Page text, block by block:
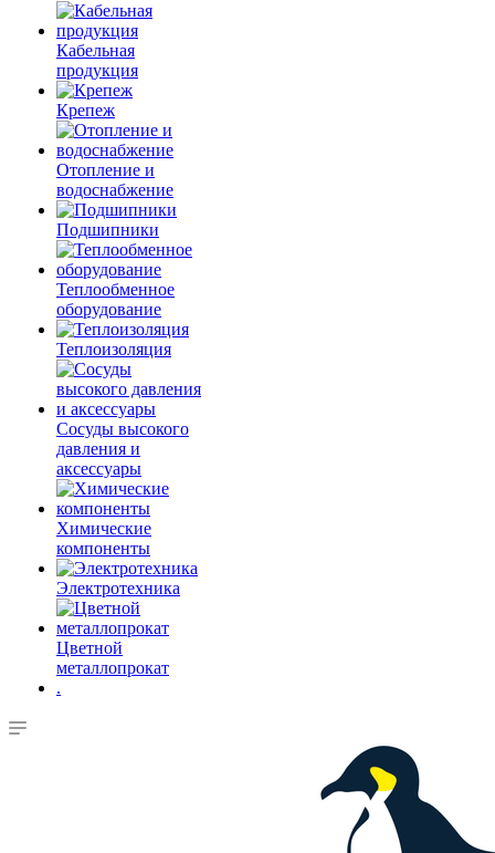
Кабельная
продукция
Крепеж
Отопление и
водоснабжение
Подшипники
Теплообменное
оборудование
Теплоизоляция
Сосуды высокого
давления и
аксессуары
Химические
компоненты
Электротехника
Цветной
металлопрокат
.